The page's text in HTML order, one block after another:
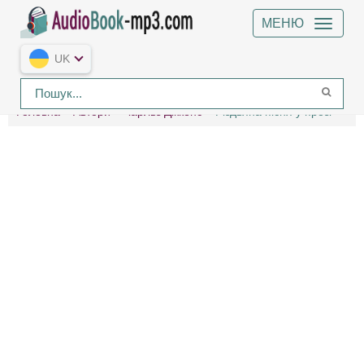
МЕНЮ
UK
Головна Автори Чарльз Діккенс Різдвяна пісня у прозі